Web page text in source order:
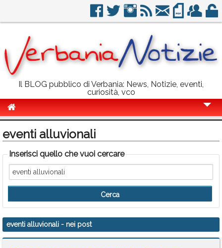
Il BLOG pubblico di Verbania: News, Notizie, eventi,
curiosità, vco
Politica
Sport
Eventi
Info Utili
Rubriche
Calendario
eventi alluvionali
Inserisci quello che vuoi cercare
eventi alluvionali - nei post